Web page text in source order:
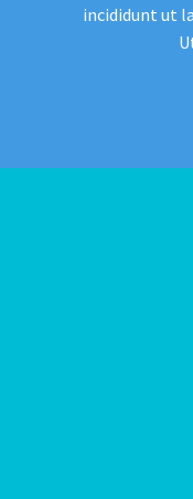
incididunt ut